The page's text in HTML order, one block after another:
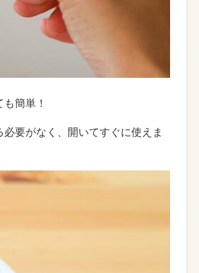
簡単！
要がなく、開いてすぐに使えま